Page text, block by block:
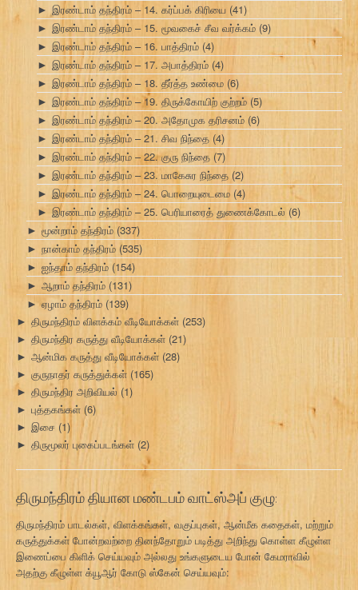
► இரண்டாம் தந்திரம் – 14. கர்ப்பக் கிரியை (41)
► இரண்டாம் தந்திரம் – 15. மூவகைச் சீவ வர்க்கம் (9)
► இரண்டாம் தந்திரம் – 16. பாத்திரம் (4)
► இரண்டாம் தந்திரம் – 17. அபாத்திரம் (4)
► இரண்டாம் தந்திரம் – 18. தீர்த்த உண்மை (6)
► இரண்டாம் தந்திரம் – 19. திருக்கோயிற் குற்றம் (5)
► இரண்டாம் தந்திரம் – 20. அதோமுக தரிசனம் (6)
► இரண்டாம் தந்திரம் – 21. சிவ நிந்தை (4)
► இரண்டாம் தந்திரம் – 22. குரு நிந்தை (7)
► இரண்டாம் தந்திரம் – 23. மாகேசுர நிந்தை (2)
► இரண்டாம் தந்திரம் – 24. பொறையுடைமை (4)
► இரண்டாம் தந்திரம் – 25. பெரியாரைத் துணைக்கோடல் (6)
► மூன்றாம் தந்திரம் (337)
► நான்காம் தந்திரம் (535)
► ஐந்தாம் தந்திரம் (154)
► ஆறாம் தந்திரம் (131)
► ஏழாம் தந்திரம் (139)
► திருமந்திரம் விளக்கம் வீடியோக்கள் (253)
► திருமந்திர கருத்து வீடியோக்கள் (21)
► ஆன்மிக கருத்து வீடியோக்கள் (28)
► குருநாதர் கருத்துக்கள் (165)
► திருமந்திர அறிவியல் (1)
► புத்தகங்கள் (6)
► இசை (1)
► திருமூலர் புகைப்படங்கள் (2)
திருமந்திரம் தியான மண்டபம் வாட்ஸ்அப் குழு:
திருமந்திரம் பாடல்கள், விளக்கங்கள், வகுப்புகள், ஆன்மீக கதைகள், மற்றும்
கருத்துக்கள் போன்றவற்றை தினந்தோறும் படித்து அறிந்து கொள்ள கீழுள்ள
இணைப்பை கிளிக் செய்யவும் அல்லது உங்களுடைய போன் கேமராவில்
அதற்கு கீழுள்ள க்யூஆர் கோடு ஸ்கேன் செய்யவும்: